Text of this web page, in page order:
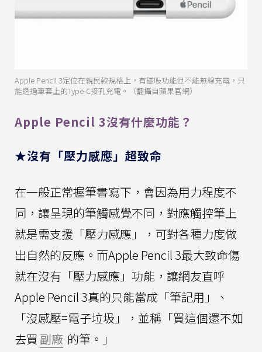
Apple Pencil 3定位在親民款規格上，有磁吸功能但不能無線充電，只
能透過筆套上的Type-C接孔充電。（翻攝自蘋果官網）
Apple Pencil 3沒有什麼功能？
★沒有「壓力感應」超致命
在一般正常握筆書寫下，會因為用力程度不
同，讓呈現的筆觸感覺不同，對應觸控筆上
就是需支援「壓力感應」，可對各種力度做
出自然的反應。而Apple Pencil 3最大致命傷
就在沒有「壓力感應」功能，讓網友直呼
Apple Pencil 3真的只能當成「筆記用」、
「沒感壓=電子垃圾」，並稱「買這個還不如
去買 副廠 的筆。」